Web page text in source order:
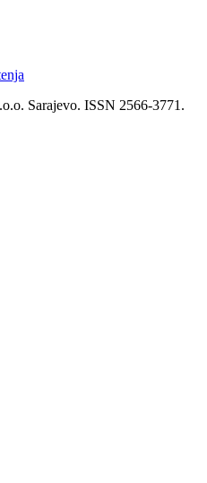
Sarajevo. ISSN 2566-3771.